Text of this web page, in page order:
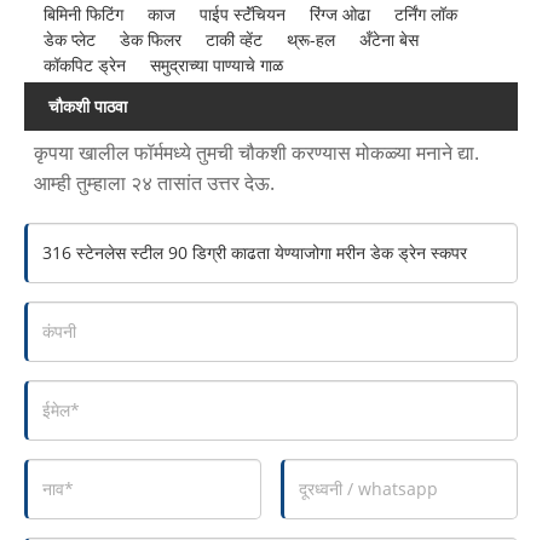
बिमिनी फिटिंग
काज पाईप स्टॅंचियन रिंग्ज ओढा
टर्निंग लॉक
डेक प्लेट
डेक फिलर टाकी व्हेंट थ्रू-हल
अँटेना बेस
कॉकपिट ड्रेन
समुद्राच्या पाण्याचे गाळ
चौकशी पाठवा
कृपया खालील फॉर्ममध्ये तुमची चौकशी करण्यास मोकळ्या मनाने द्या.
आम्ही तुम्हाला २४ तासांत उत्तर देऊ.